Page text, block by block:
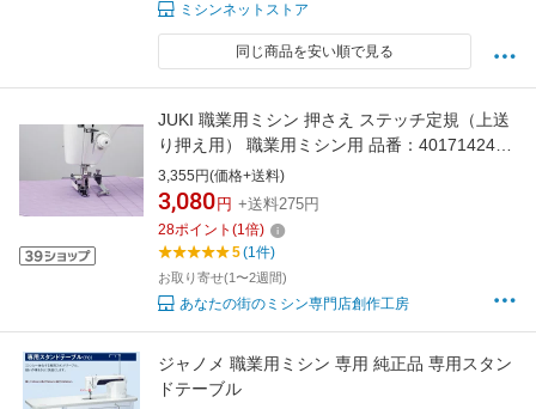
ミシンネットストア
同じ商品を安い順で見る
JUKI 職業用ミシン 押さえ ステッチ定規（上送
り押え用） 職業用ミシン用 品番：40171424
【対応機種】SL-300EX/TL-2200QVP Mini/TL-
25SP/TL-30/TL-30DX/TL-30SP/SL-100
3,355円(価格+送料)
3,080 円 +送料275円
28ポイント (1倍)
5(1件)
お取り寄せ(1〜2週間)
あなたの街のミシン専門店創作工房
ジャノメ 職業用ミシン 専用 純正品 専用スタン
ドテーブル